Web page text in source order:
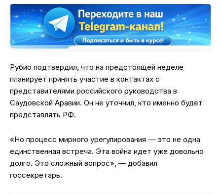
Рубио подтвердил, что на предстоящей неделе
планирует принять участие в контактах с
представителями российского руководства в
Саудовской Аравии. Он не уточнил, кто именно будет
представлять РФ.
«Но процесс мирного урегулирования — это не одна
единственная встреча. Эта война идет уже довольно
долго. Это сложный вопрос», — добавил
госсекретарь.